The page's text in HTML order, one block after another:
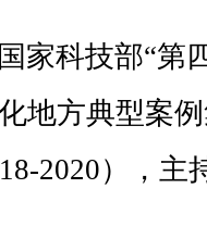
家科技部“第
地方典型案
2020），主